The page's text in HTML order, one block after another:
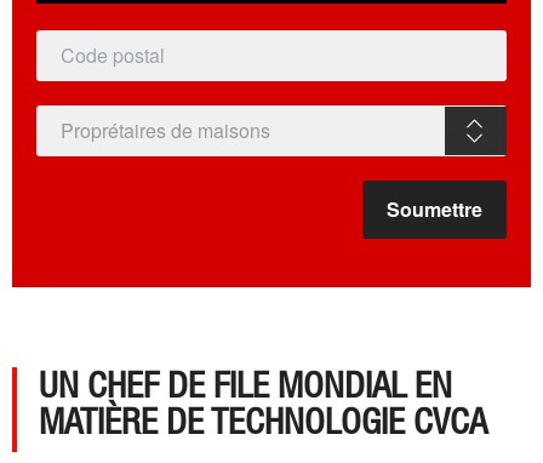
UN CHEF DE FILE MONDIAL EN
MATIÈRE DE TECHNOLOGIE CVCA